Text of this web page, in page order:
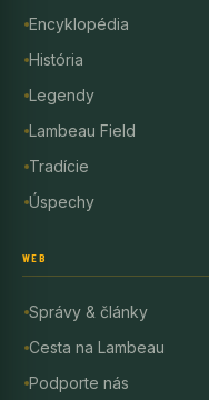
Encyklopédia
História
Legendy
Lambeau Field
Tradície
Úspechy
WEB
Správy & články
Cesta na Lambeau
Podporte nás